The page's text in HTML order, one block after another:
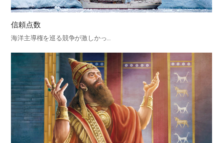
信頼点数
海洋主導権を巡る競争が激しかっ…